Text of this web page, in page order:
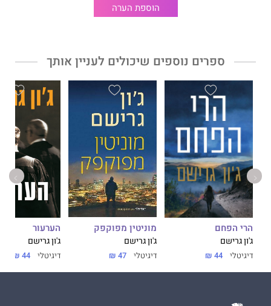
כתב עשרות מותחנים משפטיים שהפכו לרבי־מכר בכל
הוספת הערה
ספרים נוספים שיכולים לעניין אותך
הרי הפחם
ג'ון גרישם
דיגיטלי 44 ₪
מוניטין מפוקפק
ג'ון גרישם
דיגיטלי 47 ₪
הערעור
ג'ון גרישם
דיגיטלי 44 ₪